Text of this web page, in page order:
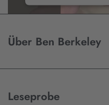
Über Ben Berkeley
Leseprobe